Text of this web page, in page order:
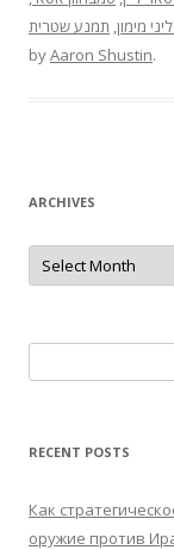
מימון, תמנע שטרית
byAaron Shustin.
ARCHIVES
Archives
for:
RECENT POSTS
Как
оружие против